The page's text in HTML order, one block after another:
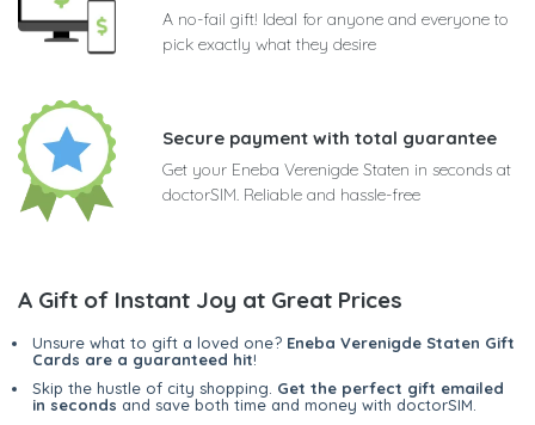
A no-fail gift! Ideal for anyone and everyone to
pick exactly what they desire
Secure payment with total guarantee
Get your Eneba Verenigde Staten in seconds at
doctorSIM. Reliable and hassle-free
A Gift of Instant Joy at Great Prices
Unsure what to gift a loved one? Eneba Verenigde Staten Gift
Cards are a guaranteed hit!
Skip the hustle of city shopping. Get the perfect gift emailed
in seconds and save both time and money with doctorSIM.